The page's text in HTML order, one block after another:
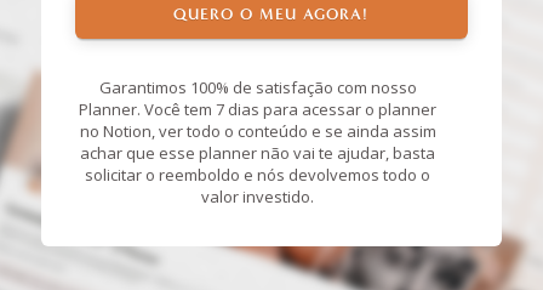
QUERO O MEU AGORA!
Garantimos 100% de satisfação com nosso
Planner. Você tem 7 dias para acessar o planner
no Notion, ver todo o conteúdo e se ainda assim
achar que esse planner não vai te ajudar, basta
solicitar o reemboldo e nós devolvemos todo o
valor investido.